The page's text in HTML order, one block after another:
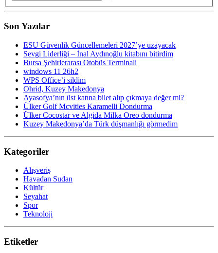
Son Yazılar
ESU Güvenlik Güncellemeleri 2027’ye uzayacak
Sevgi Liderliği – İnal Aydınoğlu kitabını bitirdim
Bursa Şehirlerarası Otobüs Terminali
windows 11 26h2
WPS Office’i sildim
Ohrid, Kuzey Makedonya
Ayasofya’nın üst katına bilet alıp çıkmaya değer mi?
Ülker Golf Mcvities Karamelli Dondurma
Ülker Cocostar ve Algida Milka Oreo dondurma
Kuzey Makedonya’da Türk düşmanlığı görmedim
Kategoriler
Alışveriş
Havadan Sudan
Kültür
Seyahat
Spor
Teknoloji
Etiketler